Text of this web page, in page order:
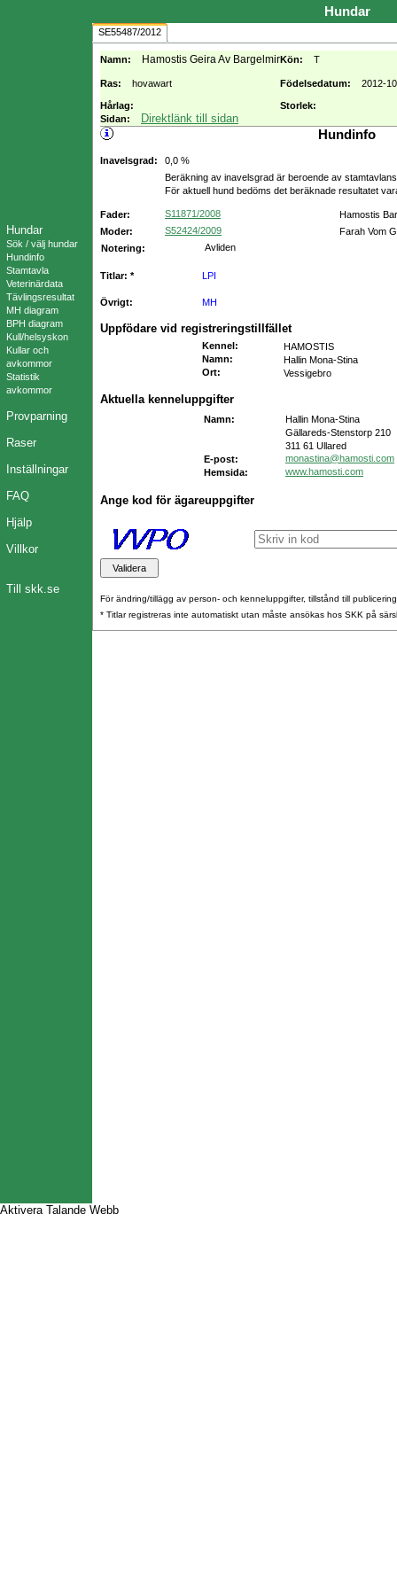
Hundar
Sök / välj hundar
Hundinfo
Stamtavla
Veterinärdata
Tävlingsresultat
MH diagram
BPH diagram
Kull/helsyskon
Kullar och
avkommor
Statistik
avkommor
Provparning
Raser
Inställningar
FAQ
Hjälp
Villkor
Till skk.se
Hundar
SE55487/2012
Namn: Hamostis Geira Av BargelmirKön: T
Ras: hovawart Födelsedatum: 2012-
Hårlag:
Storlek:
Sidan:
Direktlänk till sidan
Hundinfo
Inavelsgrad:
0,0 %
Beräkning av inavelsgrad är beroende av
För aktuell hund bedöms det beräknade resultatet
Fader: S11871/2008
Hamostis
Moder:
S52424/2009
Farah Vom
Notering:
Avliden
Titlar: * LPI
Övrigt: MH
Uppfödare vid registreringstillfället
Kennel :
HAMOSTIS
Namn:
Hallin Mona-Stina
Ort: Vessigebro
Aktuella kenneluppgifter
Namn:
Hallin Mona-Stina
Gällareds-Stenstorp 210
311 61 Ullared
E-post:
monastina@hamosti.com
Hemsida:
www.hamosti.com
Ange kod för ägareuppgifter
För ändring/tillägg av person- och kenneluppgifter, tillstånd till
* Titlar registreras inte automatiskt utan måste ansökas hos SKK på
Aktivera Talande Webb